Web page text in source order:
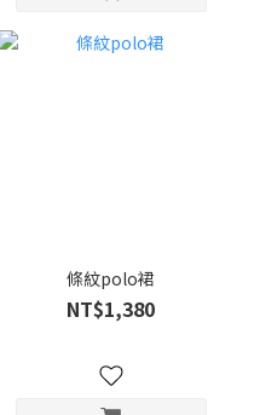
條紋polo裙
NT$1,380